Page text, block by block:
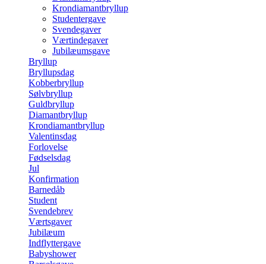
Krondiamantbryllup
Studentergave
Svendegaver
Værtindegaver
Jubilæumsgave
Bryllup
Bryllupsdag
Kobberbryllup
Sølvbryllup
Guldbryllup
Diamantbryllup
Krondiamantbryllup
Valentinsdag
Forlovelse
Fødselsdag
Jul
Konfirmation
Barnedåb
Student
Svendebrev
Værtsgaver
Jubilæum
Indflyttergave
Babyshower